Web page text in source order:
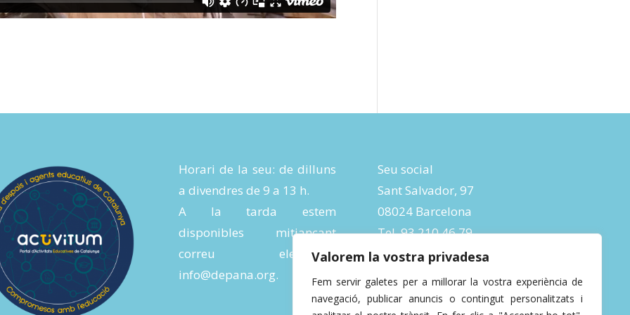
Valorem la vostra privadesa
Fem servir galetes per a millorar la vostra experiència de
navegació, publicar anuncis o contingut personalitzats i
Horari de la seu: de dilluns
a divendres de 9 a 13 h.
A la tarda estem
disponibles mitjançant
correu electrònic:
info@depana.org.
Seu social
Sant Salvador, 97
08024 Barcelona
Tel. 93 210 46 79
Fax 93 285 04 26
info@depana.org